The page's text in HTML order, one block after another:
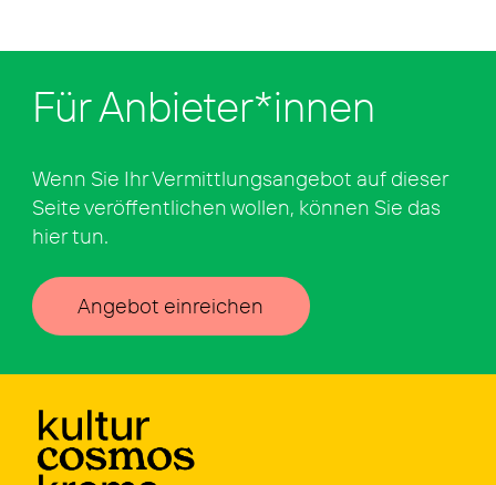
Für Anbieter*innen
Wenn Sie Ihr Vermittlungsangebot auf dieser
Seite veröffentlichen wollen, können Sie das
hier tun.
Angebot einreichen